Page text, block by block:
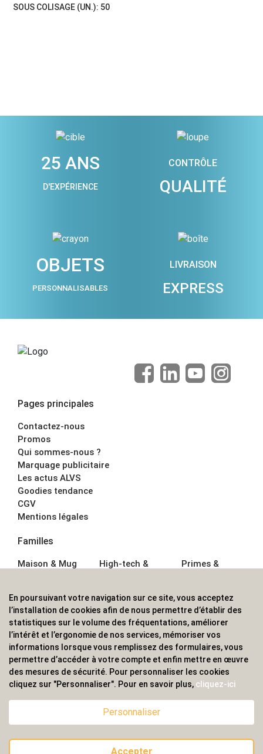
SOUS COLISAGE (UN.): 50
25 ANS
D'EXPÉRIENCE
CONTRÔLE
QUALITÉ
OBJETS
PERSONNALISABLES
LIVRAISON
EXPRESS
Pages principales
Contactez-nous
Promos
Qui sommes-nous ?
Marquage publicitaire
Les actus ALVS
Goodies tendance
CGV
Mentions légales
Familles
Maison & Mug
Écriture
Bagagerie sacs
High-tech &
Sport &
Outdoor
Enfant
Primes &
Boisson
Textile &
Casquette
Accessoires de
ALVS, fournisseur d'objets publicitaires, pour les
professionnels. Une implantation nationale, une
couverture internationale.
En poursuivant votre navigation sur ce site, vous acceptez
l’installation de cookies afin de nous permettre d’établir des
statistiques sur le volume des fréquentations, améliorer
l’intérêt et l’ergonomie de nos services, mémoriser vos
informations lorsque vous remplissez des formulaires, vous
permettre d’accéder à votre compte et enfin mettre en œuvre
des mesures de sécurité. Pour personnaliser les cookies
cliquez sur "Personnaliser". Pour en savoir plus, cliquez-ici
Personnaliser
Accepter